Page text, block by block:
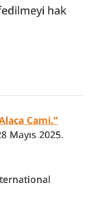
hak
Cami.”
Mayıs 2025.